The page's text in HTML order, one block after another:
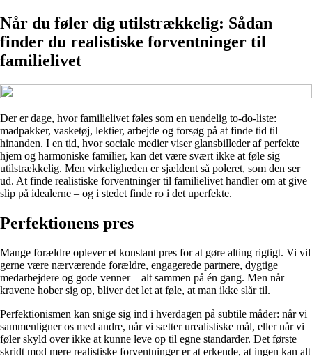
Når du føler dig utilstrækkelig: Sådan
finder du realistiske forventninger til
familielivet
Der er dage, hvor familielivet føles som en uendelig to-do-liste:
madpakker, vasketøj, lektier, arbejde og forsøg på at finde tid til
hinanden. I en tid, hvor sociale medier viser glansbilleder af perfekte
hjem og harmoniske familier, kan det være svært ikke at føle sig
utilstrækkelig. Men virkeligheden er sjældent så poleret, som den ser
ud. At finde realistiske forventninger til familielivet handler om at give
slip på idealerne – og i stedet finde ro i det uperfekte.
Perfektionens pres
Mange forældre oplever et konstant pres for at gøre alting rigtigt. Vi vil
gerne være nærværende forældre, engagerede partnere, dygtige
medarbejdere og gode venner – alt sammen på én gang. Men når
kravene hober sig op, bliver det let at føle, at man ikke slår til.
Perfektionismen kan snige sig ind i hverdagen på subtile måder: når vi
sammenligner os med andre, når vi sætter urealistiske mål, eller når vi
føler skyld over ikke at kunne leve op til egne standarder. Det første
skridt mod mere realistiske forventninger er at erkende, at ingen kan alt